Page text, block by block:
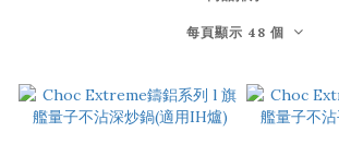
每頁顯示 48 個